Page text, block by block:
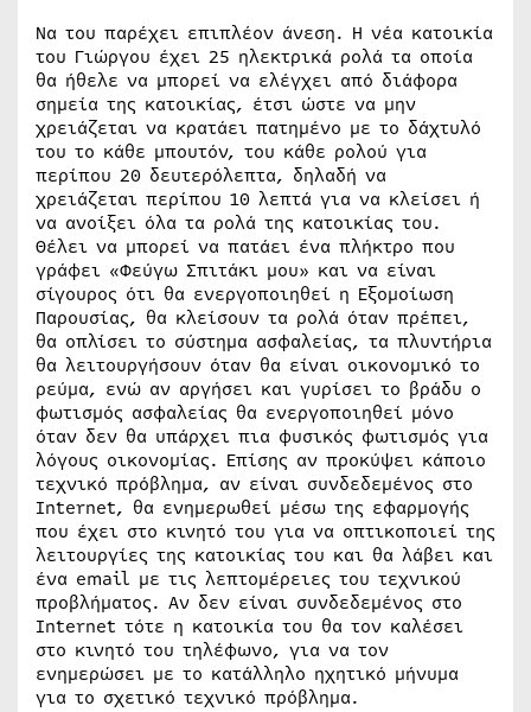
Να του παρέχει επιπλέον άνεση. Η νέα κατοικία
του Γιώργου έχει 25 ηλεκτρικά ρολά τα οποία
θα ήθελε να μπορεί να ελέγχει από διάφορα
σημεία της κατοικίας, έτσι ώστε να μην
χρειάζεται να κρατάει πατημένο με το δάχτυλό
του το κάθε μπουτόν, του κάθε ρολού για
περίπου 20 δευτερόλεπτα, δηλαδή να
χρειάζεται περίπου 10 λεπτά για να κλείσει ή
να ανοίξει όλα τα ρολά της κατοικίας του.
Θέλει να μπορεί να πατάει ένα πλήκτρο που
γράφει «Φεύγω Σπιτάκι μου» και να είναι
σίγουρος ότι θα ενεργοποιηθεί η Εξομοίωση
Παρουσίας, θα κλείσουν τα ρολά όταν πρέπει,
θα οπλίσει το σύστημα ασφαλείας, τα πλυντήρια
θα λειτουργήσουν όταν θα είναι οικονομικό το
ρεύμα, ενώ αν αργήσει και γυρίσει το βράδυ ο
φωτισμός ασφαλείας θα ενεργοποιηθεί μόνο
όταν δεν θα υπάρχει πια φυσικός φωτισμός για
λόγους οικονομίας. Επίσης αν προκύψει κάποιο
τεχνικό πρόβλημα, αν είναι συνδεδεμένος στο
Internet, θα ενημερωθεί μέσω της εφαρμογής
που έχει στο κινητό του για να οπτικοποιεί της
λειτουργίες της κατοικίας του και θα λάβει και
ένα email με τις λεπτομέρειες του τεχνικού
προβλήματος. Αν δεν είναι συνδεδεμένος στο
Internet τότε η κατοικία του θα τον καλέσει
στο κινητό του τηλέφωνο, για να τον
ενημερώσει με το κατάλληλο ηχητικό μήνυμα
για το σχετικό τεχνικό πρόβλημα.